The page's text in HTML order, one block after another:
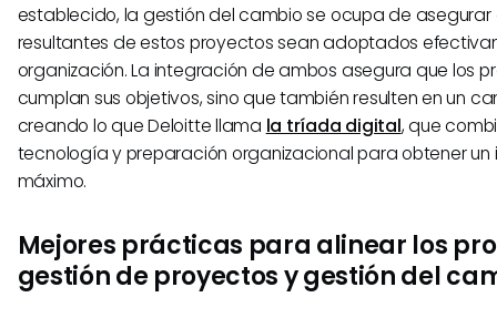
establecido, la gestión del cambio se ocupa de asegurar
resultantes de estos proyectos sean adoptados
organización. La integración de ambos asegura que los
cumplan sus objetivos, sino que también resulten en un
creando lo que Deloitte llama la tríada digital, que
tecnología y preparación organizacional para obtener
máximo.
Mejores prácticas para alinear los
gestión de proyectos y gestión del